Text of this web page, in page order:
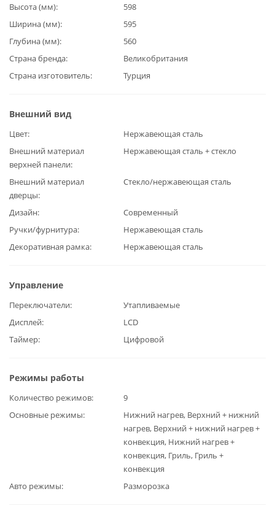
Высота (мм)
598
Ширина (мм)
595
Глубина (мм)
560
Страна бренда
Великобритания
Страна изготовитель
Турция
Внешний вид
Цвет
Нержавеющая сталь
Внешний материал
верхней панели
Нержавеющая сталь + стекло
Внешний материал
дверцы
Стекло/нержавеющая сталь
Дизайн
Современный
Ручки/фурнитура
Нержавеющая сталь
Декоративная рамка
Нержавеющая сталь
Управление
Переключатели
Утапливаемые
Дисплей
LCD
Таймер
Цифровой
Режимы работы
Количество режимов
9
Основные режимы
Нижний нагрев, Верхний + нижний
нагрев, Верхний + нижний нагрев +
конвекция, Нижний нагрев +
конвекция, Гриль, Гриль +
конвекция
Авто режимы
Разморозка